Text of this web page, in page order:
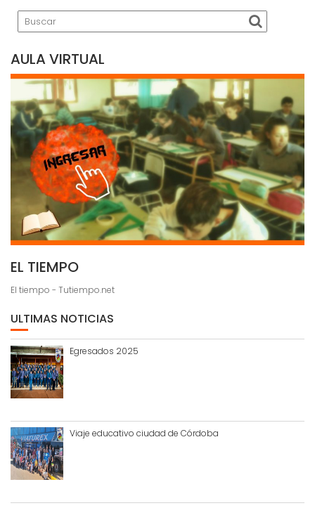
AULA VIRTUAL
EL TIEMPO
El tiempo - Tutiempo.net
ULTIMAS NOTICIAS
Egresados 2025
Viaje educativo ciudad de Córdoba